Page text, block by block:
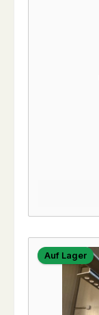
Auf Lager